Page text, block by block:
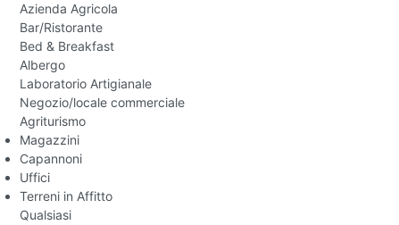
Azienda Agricola
Bar/Ristorante
Bed & Breakfast
Albergo
Laboratorio Artigianale
Negozio/locale commerciale
Agriturismo
Magazzini
Capannoni
Uffici
Terreni in Affitto
Qualsiasi